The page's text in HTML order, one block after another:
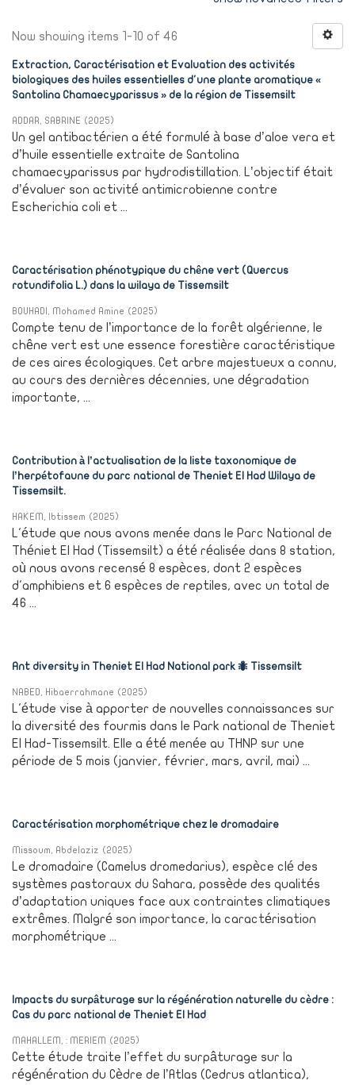
Now showing items 1-10 of 46
Extraction, Caractérisation et Evaluation des activités
biologiques des huiles essentielles d'une plante aromatique «
Santolina Chamaecyparissus » de la région de Tissemsilt
ADDAR, SABRINE (2025)
Un gel antibactérien a été formulé à base d’aloe vera et
d’huile essentielle extraite de Santolina
chamaecyparissus par hydrodistillation. L’objectif était
d’évaluer son activité antimicrobienne contre
Escherichia coli et ...
Caractérisation phénotypique du chêne vert (Quercus
rotundifolia L.) dans la wilaya de Tissemsilt
BOUHADI, Mohamed Amine (2025)
Compte tenu de l’importance de la forêt algérienne, le
chêne vert est une essence forestière caractéristique
de ces aires écologiques. Cet arbre majestueux a connu,
au cours des dernières décennies, une dégradation
importante, ...
Contribution à l’actualisation de la liste taxonomique de
l’herpétofaune du parc national de Theniet El Had Wilaya de
Tissemsilt.
HAKEM, Ibtissem (2025)
L'étude que nous avons menée dans le Parc National de
Théniet El Had (Tissemsilt) a été réalisée dans 8 station,
où nous avons recensé 8 espèces, dont 2 espèces
d'amphibiens et 6 espèces de reptiles, avec un total de
46 ...
Ant diversity in Theniet El Had National park 🐜 Tissemsilt
NABED, Hibaerrahmane (2025)
L'étude vise à apporter de nouvelles connaissances sur
la diversité des fourmis dans le Park national de Theniet
El Had-Tissemsilt. Elle a été menée au THNP sur une
période de 5 mois (janvier, février, mars, avril, mai) ...
Caractérisation morphométrique chez le dromadaire
Missoum, Abdelaziz (2025)
Le dromadaire (Camelus dromedarius), espèce clé des
systèmes pastoraux du Sahara, possède des qualités
d’adaptation uniques face aux contraintes climatiques
extrêmes. Malgré son importance, la caractérisation
morphométrique ...
Impacts du surpâturage sur la régénération naturelle du cèdre :
Cas du parc national de Theniet El Had
MAHALLEM, : MERIEM (2025)
Cette étude traite l’effet du surpâturage sur la
régénération du Cèdre de l’Atlas (Cedrus atlantica),